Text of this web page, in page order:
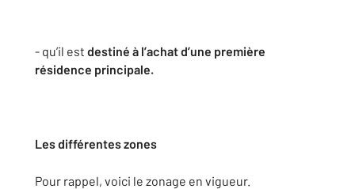
- qu’il est destiné à l’achat d’une première
résidence principale.
Les différentes zones
Pour rappel, voici le zonage en vigueur.